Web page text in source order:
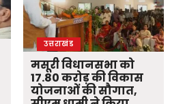
उत्तराखंड
मसूरी विधानसभा को
17.80 करोड़ की विकास
योजनाओं की सौगात,